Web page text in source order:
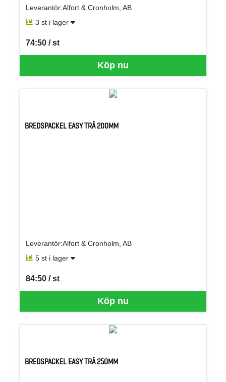
Leverantör:Alfort & Cronholm, AB
3 st i lager
Köp nu
74:50 / st
SEK per ST
BREDSPACKEL EASY TRÄ 200MM
Leverantör:Alfort & Cronholm, AB
5 st i lager
Köp nu
84:50 / st
SEK per ST
BREDSPACKEL EASY TRÄ 250MM